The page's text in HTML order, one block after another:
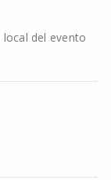
local del evento